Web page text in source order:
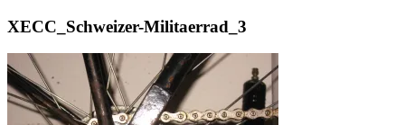
XECC_Schweizer-Militaerrad_3